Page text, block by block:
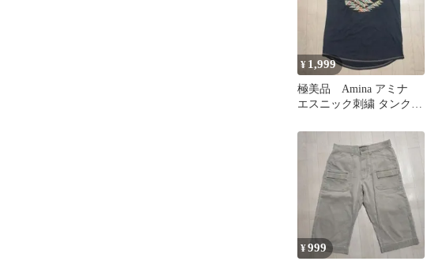
¥ 1,999
極美品 Amina アミナ
エスニック刺繍 タンクト
¥999